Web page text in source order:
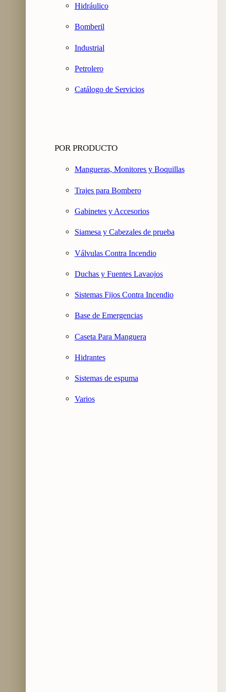
Hidráulico
Bomberil
Industrial
Petrolero
Catálogo de Servicios
POR PRODUCTO
Mangueras, Monitores y Boquillas
Trajes para Bombero
Gabinetes y Accesorios
Siamesa y Cabezales de prueba
Válvulas Contra Incendio
Duchas y Fuentes Lavaojos
Sistemas Fijos Contra Incendio
Base de Emergencias
Caseta Para Manguera
Hidrantes
Sistemas de espuma
Varios